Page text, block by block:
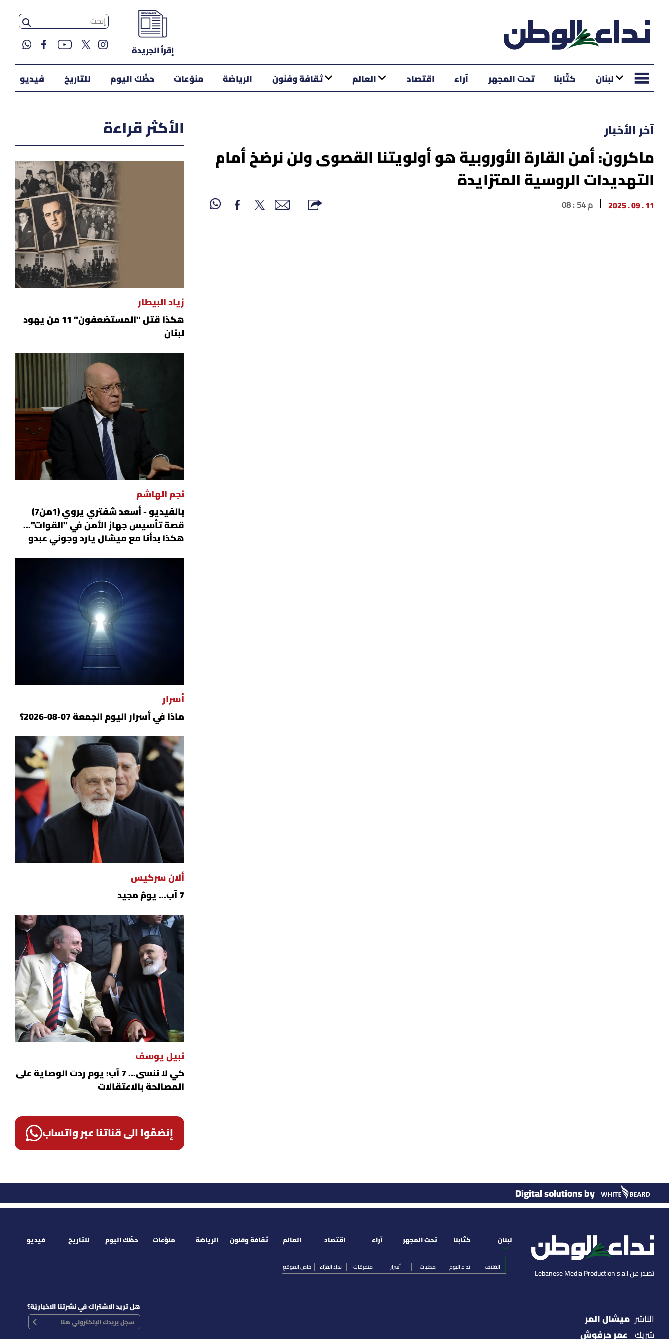
إقرأ الجريدة
لبنان كتّابنا تحت المجهر آراء اقتصاد العالم ثقافة وفنون الرياضة منوّعات حظّك اليوم للتاريخ فيديو
آخر الأخبار
ماكرون: أمن القارة الأوروبية هو أولويتنا القصوى ولن نرضخ أمام
التهديدات الروسية المتزايدة
11 . 09 . 2025 08 : 54 م
الأكثر قراءة
زياد البيطار
هكذا قتل "المستضعفون" 11 من يهود
لبنان
نجم الهاشم
بالفيديو - أسعد شفتري يروي (1من7)
قصة تأسيس جهاز الأمن في "القوات"...
هكذا بدأنا مع ميشال يارد وجوني عبدو
أسرار
ماذا في أسرار اليوم الجمعة 07-08-2026؟
ألان سركيس
7 آب... يومٌ مجيد
نبيل يوسف
كي لا ننسى... 7 آب: يوم ردّت الوصاية على
المصالحة بالاعتقالات
إنضمّوا الى قناتنا عبر واتساب
Digital solutions by
تصدر عن Lebanese Media Production s.a.l
لبنان
الغلاف نداء اليوم محليات أسرار متفرقات نداء القرّاء خاص الموقع
كتّابنا تحت المجهر آراء اقتصاد العالم ثقافة وفنون الرياضة منوّعات حظّك اليوم للتاريخ فيديو
الناشر ميشال المر
شريك عمر حرفوش
هل تريد الاشتراك في نشرتنا الاخباريّة؟